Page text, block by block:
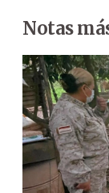
Notas